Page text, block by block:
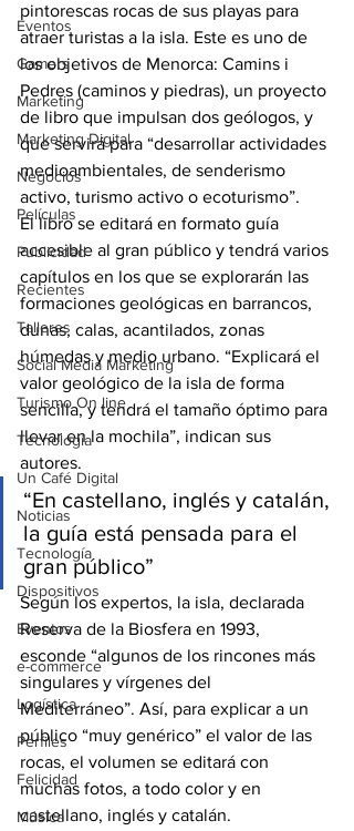
Eventos
Gamers
Marketing
Marketing Digital
Negocios
Películas
Publicidad
Recientes
Talleres
Social Media Marketing
Turismo On line
Tecnología
Un Café Digital
Noticias
Tecnología
Dispositivos
Eventos
e-commerce
Logística
Perfiles
Felicidad
Música
pintorescas rocas de sus playas para
atraer turistas a la isla. Este es uno de
los objetivos de Menorca: Camins i
Pedres (caminos y piedras), un proyecto
de libro que impulsan dos geólogos, y
que servirá para “desarrollar actividades
medioambientales, de senderismo
activo, turismo activo o ecoturismo”.
El libro se editará en formato guía
accesible al gran público y tendrá varios
capítulos en los que se explorarán las
formaciones geológicas en barrancos,
dunas, calas, acantilados, zonas
húmedas y medio urbano. “Explicará el
valor geológico de la isla de forma
sencilla, y tendrá el tamaño óptimo para
llevar en la mochila”, indican sus
autores.
“En castellano, inglés y catalán,
la guía está pensada para el
gran público”
Según los expertos, la isla, declarada
Reserva de la Biosfera en 1993,
esconde “algunos de los rincones más
singulares y vírgenes del
Mediterráneo”. Así, para explicar a un
público “muy genérico” el valor de las
rocas, el volumen se editará con
muchas fotos, a todo color y en
castellano, inglés y catalán.